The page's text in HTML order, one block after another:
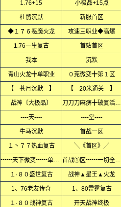
1.76+15 小极品+15点
杜鹃沉默 新服首区
◆１７６恶魔火龙 攻速三职业◆高爆
1.76一生复古 首站首区
我本 沉默
青山火龙╋单职业 ０茺微变╋第１区
【 苍月沉默 】 【 20米通关 】
战神〔大极品〕 刀刀刀麻痹╋破复活神器
----天---- ----堂----
牛马沉默 首战一区
１丶７７热血复古 ╲《首区》╱
┅┅天下微变┅┅单职业 首战①区┅┅一切全爆┅┅
１·８０盛世复古 战神▲星王▲火龙
1、76老友传奇 1、80雷霆复古
１·８０战神复古 开天战神终极